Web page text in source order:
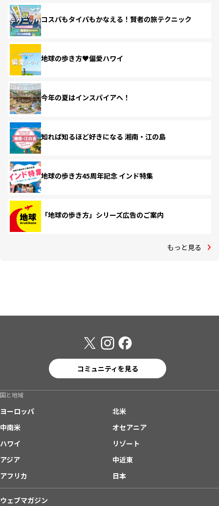
コスパもタイパもかなえる！賢者の旅テクニック
地球の歩き方♥偏愛ハワイ
今年の夏はインスパイアへ！
知れば知るほど好きになる 湘南・江の島
地球の歩き方45周年記念 インド特集
「地球の歩き方」シリーズ広告のご案内
もっと見る
コミュニティを見る
国と地域
ヨーロッパ
北米
中南米
オセアニア
ハワイ
リゾート
アジア
中近東
アフリカ
日本
ウェブマガジン